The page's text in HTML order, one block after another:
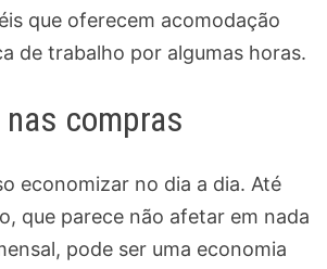
que oferecem acomodação
de trabalho por algumas horas.
nas compras
economizar no dia a dia. Até
que parece não afetar em nada
pode ser uma economia